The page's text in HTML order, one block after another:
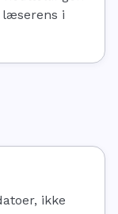
i
ikke